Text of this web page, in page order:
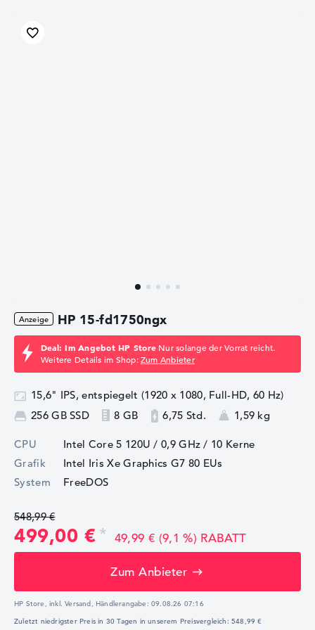
HP 15-fd1750ngx
Deal: Im Angebot HP Store Nur solange der Vorrat reicht.
Weitere Details im Shop:Zum Anbieter
15,6" IPS, entspiegelt (1920 x 1080, Full-HD, 60 Hz)
256 GB SSD
8 GB 6,75 Std. 1,59 kg
CPU Intel Core 5 120U / 0,9 GHz / 10 Kerne
Grafik
Intel Iris Xe Graphics G7 80 EUs
System
FreeDOS
548,99 €
499,00 € 49,99 € (9,1 %) RABATT
Zum Anbieter
HP Store, inkl. Versand, Händlerangabe:09.08.26 07:16
Zuletzt niedrigster Preis in 30 Tagen in unserem Preisvergleich: 548,99 €